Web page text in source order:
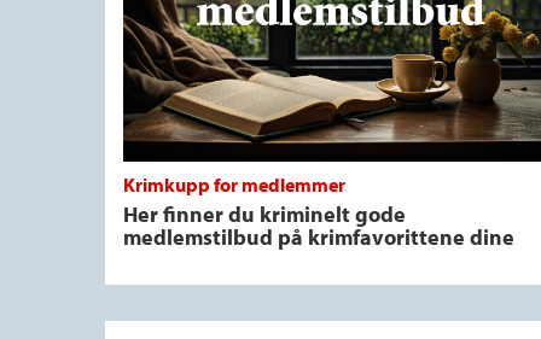
Krimkupp for medlemmer
Her finner du kriminelt gode
medlemstilbud på krimfavorittene dine